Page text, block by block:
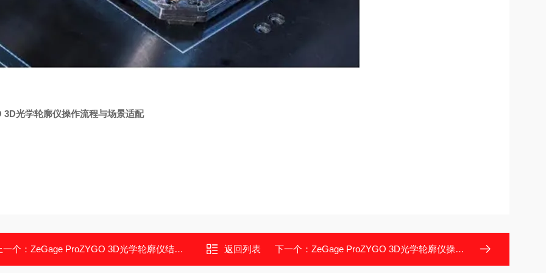
3D光学轮廓仪操作流程与场景适配
一个： ZeGage ProZYGO 3D光学轮廓仪结构用材与部件特性 返回列表 下一个： ZeGage ProZYGO 3D光学轮廓仪操作软件功能解析